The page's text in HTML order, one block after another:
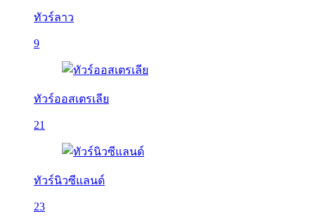
ทัวร์ลาว
9
ทัวร์ออสเตรเลีย
21
ทัวร์นิวซีแลนด์
23